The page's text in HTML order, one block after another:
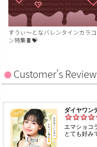
すうぃ～となバレンタインカラコ
ン特集🍫💝
Customer's Review